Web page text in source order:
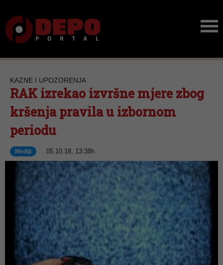
KAZNE I UPOZORENJA
RAK izrekao izvršne mjere zbog
kršenja pravila u izbornom
periodu
Mediji 05.10.18, 13:38h